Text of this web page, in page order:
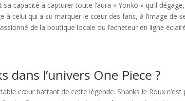
capacité à capturer toute l’aura « Yonkō » qu’il
celui qui a su marquer le cœur des fans, à l’image de
de la boutique locale ou l’acheteur en ligne
dans l’univers One Piece ?
cœur battant de cette légende. Shanks le Roux n’est